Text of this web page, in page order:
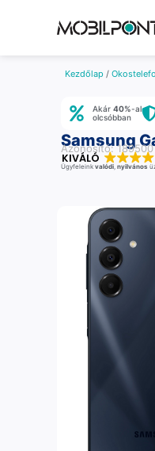
Kezdőlap /
Akár 40%-al
olcsóbban
Samsung
Azonosító: 189500
KIVÁLÓ
Ügyfeleink valódi, nyilvános